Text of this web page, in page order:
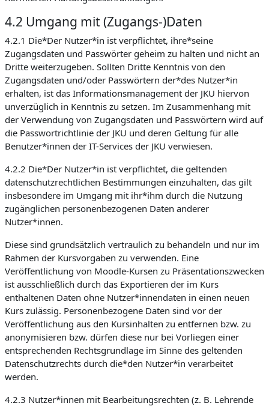
4.2 Umgang mit (Zugangs-)Daten
4.2.1 Die*Der Nutzer*in ist verpflichtet, ihre*seine
Zugangsdaten und Passwörter geheim zu halten und nicht an
Dritte weiterzugeben. Sollten Dritte Kenntnis von den
Zugangsdaten und/oder Passwörtern der*des Nutzer*in
erhalten, ist das Informationsmanagement der JKU hiervon
unverzüglich in Kenntnis zu setzen. Im Zusammenhang mit
der Verwendung von Zugangsdaten und Passwörtern wird auf
die Passwortrichtlinie der JKU und deren Geltung für alle
Benutzer*innen der IT-Services der JKU verwiesen.
4.2.2 Die*Der Nutzer*in ist verpflichtet, die geltenden
datenschutzrechtlichen Bestimmungen einzuhalten, das gilt
insbesondere im Umgang mit ihr*ihm durch die Nutzung
zugänglichen personenbezogenen Daten anderer
Nutzer*innen.
Diese sind grundsätzlich vertraulich zu behandeln und nur im
Rahmen der Kursvorgaben zu verwenden. Eine
Veröffentlichung von Moodle-Kursen zu Präsentationszwecken
ist ausschließlich durch das Exportieren der im Kurs
enthaltenen Daten ohne Nutzer*innendaten in einen neuen
Kurs zulässig. Personenbezogene Daten sind vor der
Veröffentlichung aus den Kursinhalten zu entfernen bzw. zu
anonymisieren bzw. dürfen diese nur bei Vorliegen einer
entsprechenden Rechtsgrundlage im Sinne des geltenden
Datenschutzrechts durch die*den Nutzer*in verarbeitet
werden.
4.2.3 Nutzer*innen mit Bearbeitungsrechten (z. B. Lehrende